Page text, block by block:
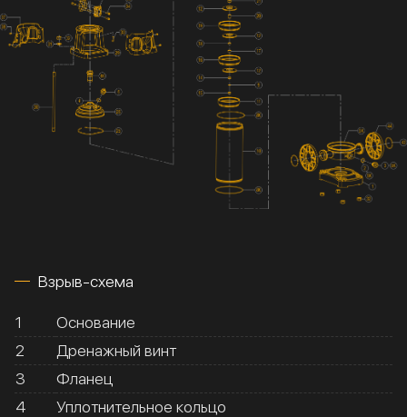
Взрыв-схема
1
Основание
2
Дренажный винт
3
Фланец
4
Уплотнительное кольцо